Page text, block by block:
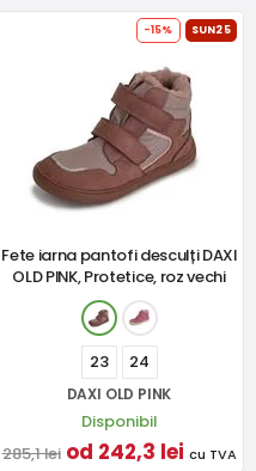
-15% SUN25
Fete iarna pantofi desculți DAXI
OLD PINK, Protetice, roz vechi
23 24
DAXI OLD PINK
Disponibil
285,1 lei od 242,3 lei cu TVA